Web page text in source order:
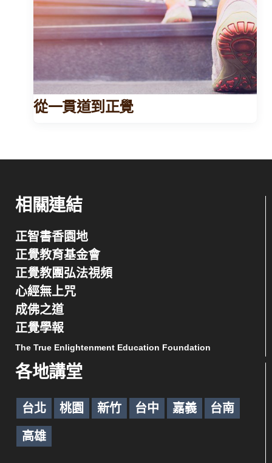
從一貫道到正覺
相關連結
正智書香園地
正覺教育基金會
正覺教團弘法視頻
心經無上咒
成佛之道
正覺學報
The True Enlightenment Education Foundation
各地講堂
台北 桃園 新竹 台中 嘉義 台南
高雄